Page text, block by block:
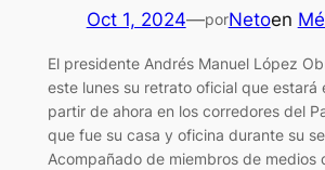
Oct 1, 2024—porNetoen
El presidente Andrés Manuel López
este lunes su retrato oficial que estará
partir de ahora en los corredores del
que fue su casa y oficina durante su
Acompañado de miembros de medios